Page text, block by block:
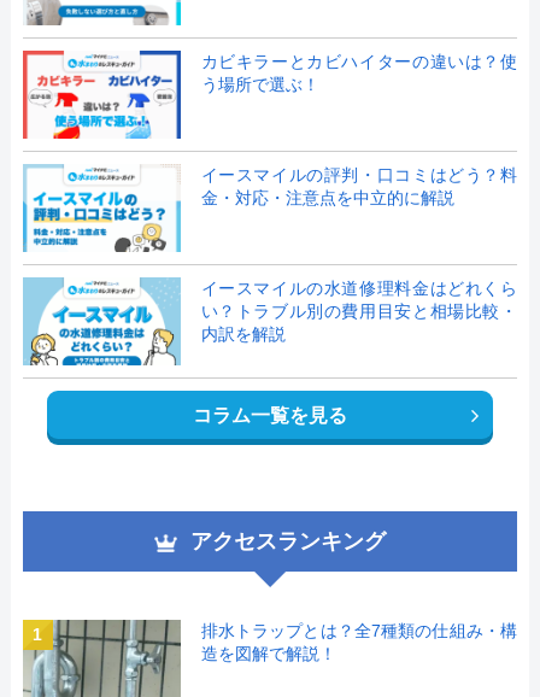
カビキラーとカビハイターの違いは？使
う場所で選ぶ！
イースマイルの評判・口コミはどう？料
金・対応・注意点を中立的に解説
イースマイルの水道修理料金はどれくら
い？トラブル別の費用目安と相場比較・
内訳を解説
コラム一覧を見る
アクセスランキング
1
排水トラップとは？全7種類の仕組み・構
造を図解で解説！